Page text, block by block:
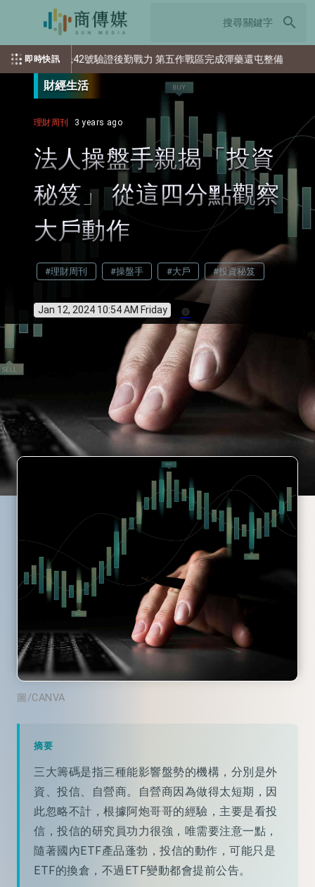
search
即時快訊
號驗證後勤戰力 第五作戰區完成彈藥還屯整備 美國空軍大學
財經生活
理財周刊 3 years ago
法人操盤手親揭「投資
秘笈」 從這四分點觀察
大戶動作
#理財周刊 #操盤手 #大戶 #投資秘笈
Jan 12, 2024 10:54 AM Friday info
圖/CANVA
摘要
三大籌碼是指三種能影響盤勢的機構，分別是外
資、投信、自營商。自營商因為做得太短期，因
此忽略不計，根據阿炮哥哥的經驗，主要是看投
信，投信的研究員功力很強，唯需要注意一點，
隨著國內ETF產品蓬勃，投信的動作，可能只是
ETF的換倉，不過ETF變動都會提前公告。